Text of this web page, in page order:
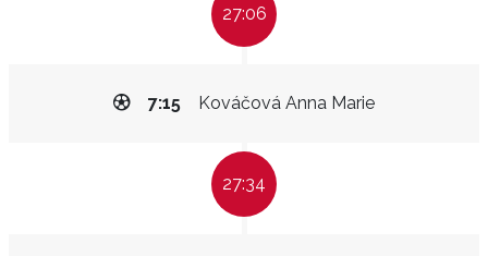
27:06
Kováčová Anna Marie
7:15
27:34